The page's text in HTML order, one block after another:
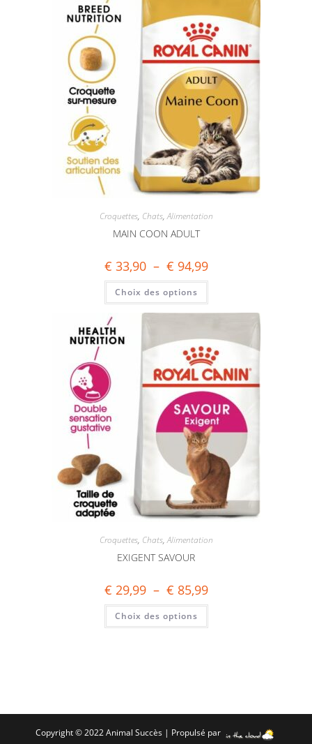
Croquettes, Chats,Alimentation
MAIN COON ADULT
€ 33,90 – € 94,99
Choix des options
Croquettes, Chats,Alimentation
EXIGENT SAVOUR
€ 29,99 – € 85,99
Choix des options
Copyright © 2022 Animal Succès | Propulsé par